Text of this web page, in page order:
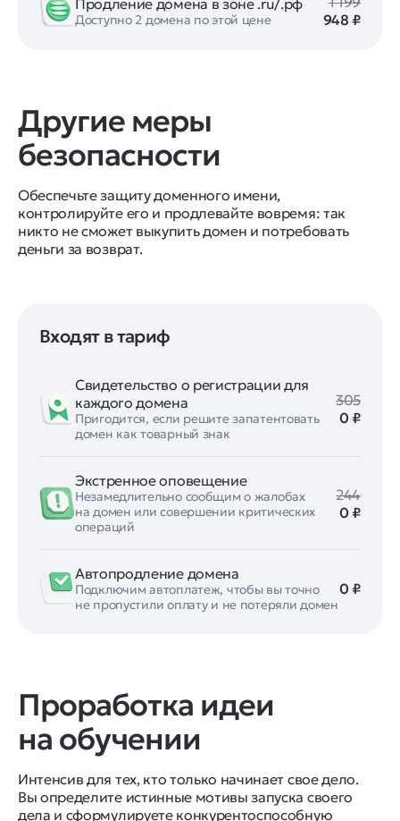
Доступно 2 домена по этой цене
948 ₽
Другие меры
безопасности
Обеспечьте защиту доменного имени,
контролируйте его и продлевайте вовремя: так
никто не сможет выкупить домен и потребовать
деньги за возврат.
Входят в тариф
Свидетельство о регистрации для
каждого домена
Пригодится, если решите запатентовать
домен как товарный знак
305
0 ₽
Экстренное оповещение
Незамедлительно сообщим о жалобах
на домен или совершении критических
операций
244
0 ₽
Автопродление домена
Подключим автоплатеж, чтобы вы точно
не пропустили оплату и не потеряли домен
0 ₽
Проработка идеи
на обучении
Интенсив для тех, кто только начинает свое дело.
Вы определите истинные мотивы запуска своего
дела и сформулируете конкурентоспособную